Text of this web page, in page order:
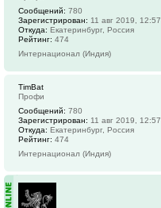
Сообщений: 780
Зарегистрирован: 11 авг 2019, 12:57
Откуда: Екатеринбург, Россия
Рейтинг: 474
Интернационал (Индия)
TimBat
Профи
Сообщений: 780
Зарегистрирован: 11 авг 2019, 12:57
Откуда: Екатеринбург, Россия
Рейтинг: 474
Интернационал (Индия)